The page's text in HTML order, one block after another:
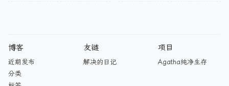
博客
近期发布
分类
友链
解决的日记
项目
Agatha纯净生存